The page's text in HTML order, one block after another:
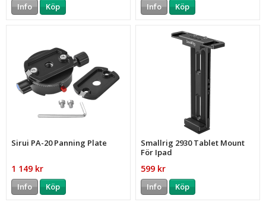
Info Köp Info Köp
Sirui PA-20 Panning Plate
1 149 kr
Info Köp
Smallrig 2930 Tablet Mount
För Ipad
599 kr
Info Köp